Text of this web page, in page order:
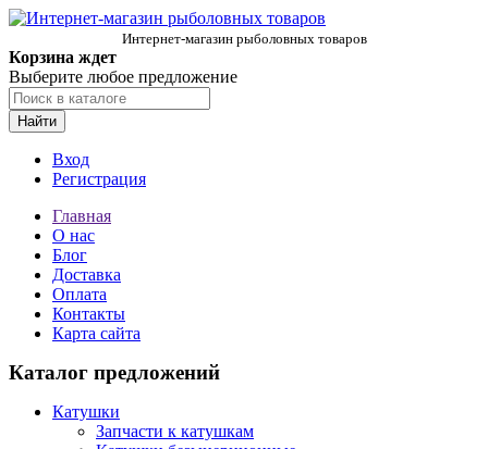
Интернет-магазин рыболовных товаров
Корзина ждет
Выберите любое предложение
Найти
Вход
Регистрация
Главная
О нас
Блог
Доставка
Оплата
Контакты
Карта сайта
Каталог предложений
Катушки
Запчасти к катушкам